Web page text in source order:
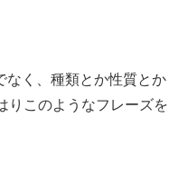
なく、種類とか性質とか
りこのようなフレーズを